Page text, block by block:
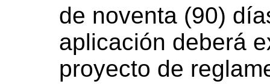
de noventa (90)
aplicación deberá
proyecto de